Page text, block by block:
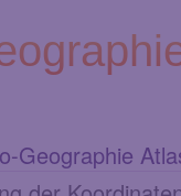
Geographie